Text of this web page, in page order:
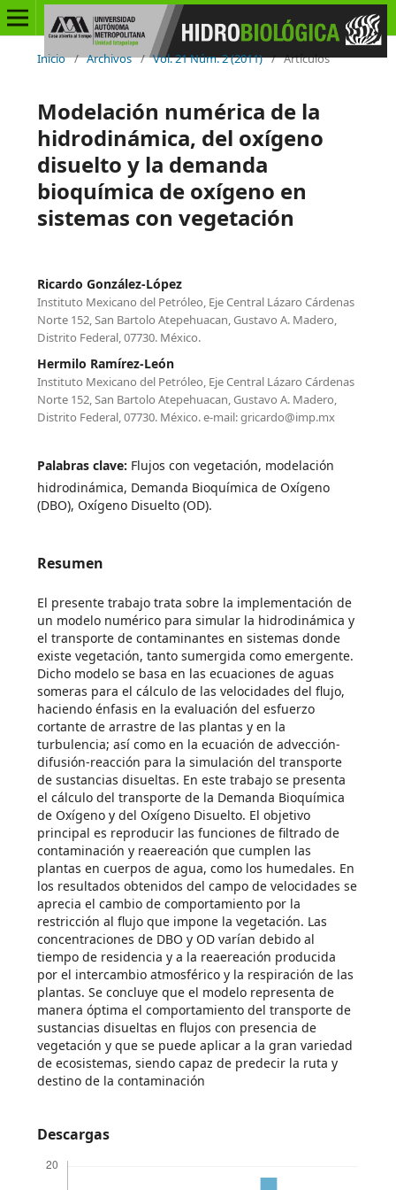
Inicio / Archivos / Vol. 21 Núm. 2 (2011) / Artículos
Modelación numérica de la
hidrodinámica, del oxígeno
disuelto y la demanda
bioquímica de oxígeno en
sistemas con vegetación
Ricardo González-López
Instituto Mexicano del Petróleo, Eje Central Lázaro Cárdenas
Norte 152, San Bartolo Atepehuacan, Gustavo A. Madero,
Distrito Federal, 07730. México.
Hermilo Ramírez-León
Instituto Mexicano del Petróleo, Eje Central Lázaro Cárdenas
Norte 152, San Bartolo Atepehuacan, Gustavo A. Madero,
Distrito Federal, 07730. México. e-mail: gricardo@imp.mx
Palabras clave: Flujos con vegetación, modelación
hidrodinámica, Demanda Bioquímica de Oxígeno
(DBO), Oxígeno Disuelto (OD).
Resumen
El presente trabajo trata sobre la implementación de
un modelo numérico para simular la hidrodinámica y
el transporte de contaminantes en sistemas donde
existe vegetación, tanto sumergida como emergente.
Dicho modelo se basa en las ecuaciones de aguas
someras para el cálculo de las velocidades del flujo,
haciendo énfasis en la evaluación del esfuerzo
cortante de arrastre de las plantas y en la
turbulencia; así como en la ecuación de advección-
difusión-reacción para la simulación del transporte
de sustancias disueltas. En este trabajo se presenta
el cálculo del transporte de la Demanda Bioquímica
de Oxígeno y del Oxígeno Disuelto. El objetivo
principal es reproducir las funciones de filtrado de
contaminación y reaereación que cumplen las
plantas en cuerpos de agua, como los humedales. En
los resultados obtenidos del campo de velocidades se
aprecia el cambio de comportamiento por la
restricción al flujo que impone la vegetación. Las
concentraciones de DBO y OD varían debido al
tiempo de residencia y a la reaereación producida
por el intercambio atmosférico y la respiración de las
plantas. Se concluye que el modelo representa de
manera óptima el comportamiento del transporte de
sustancias disueltas en flujos con presencia de
vegetación y que se puede aplicar a la gran variedad
de ecosistemas, siendo capaz de predecir la ruta y
destino de la contaminación
Descargas